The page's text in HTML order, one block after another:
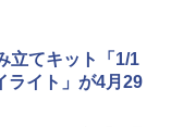
立てキット「1/1
ライト」が4月29